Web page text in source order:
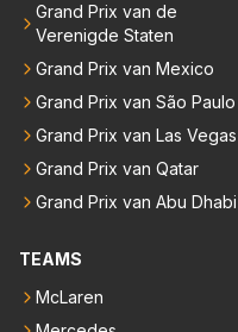
Grand Prix van de
Verenigde Staten
Grand Prix van Mexico
Grand Prix van São Paulo
Grand Prix van Las Vegas
Grand Prix van Qatar
Grand Prix van Abu Dhabi
TEAMS
McLaren